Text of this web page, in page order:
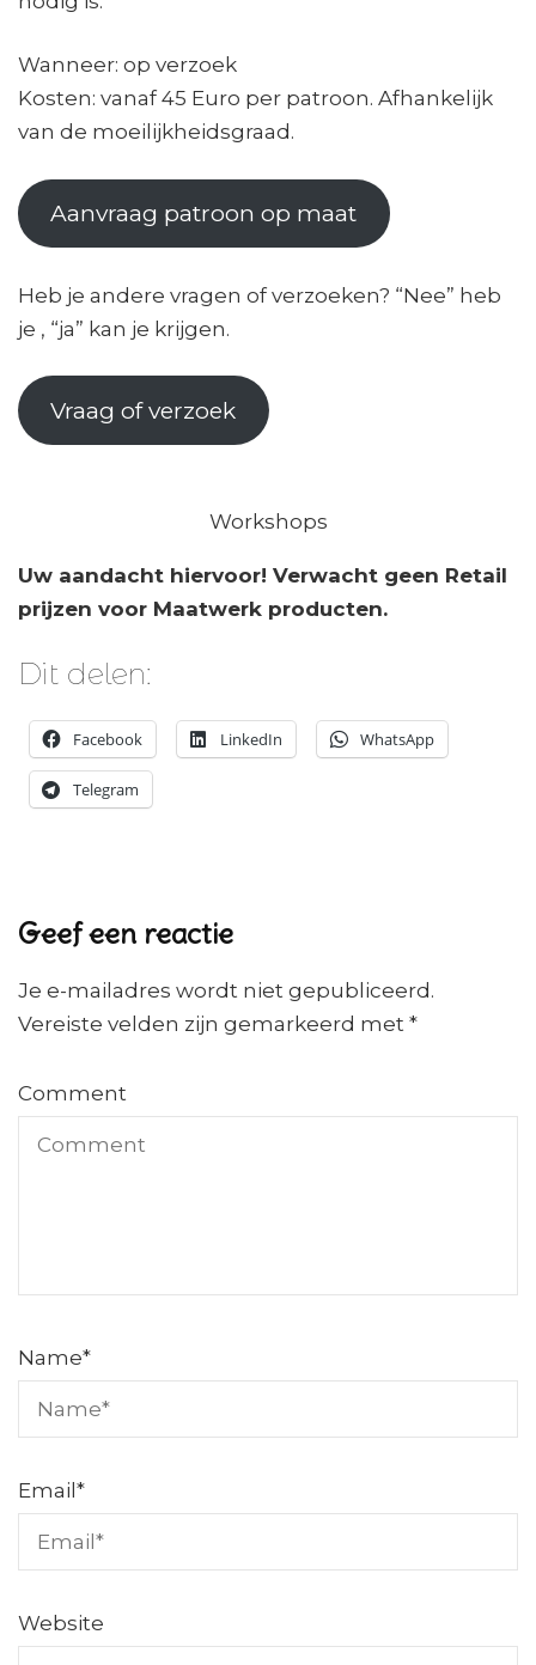
Wanneer: op verzoek
Kosten: vanaf 45 Euro per patroon. Afhankelijk
van de moeilijkheidsgraad.
Aanvraag patroon op maat
Heb je andere vragen of verzoeken? “Nee” heb
je , “ja” kan je krijgen.
Vraag of verzoek
Workshops
Uw aandacht hiervoor! Verwacht geen Retail
prijzen voor Maatwerk producten.
Dit delen:
Facebook LinkedIn WhatsApp
Telegram
Geef een reactie
Je e-mailadres wordt niet gepubliceerd.
Vereiste velden zijn gemarkeerd met *
Comment
Name*
Email*
Website